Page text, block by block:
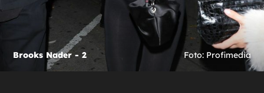
Brooks Nader - 2 Foto: Profimedia